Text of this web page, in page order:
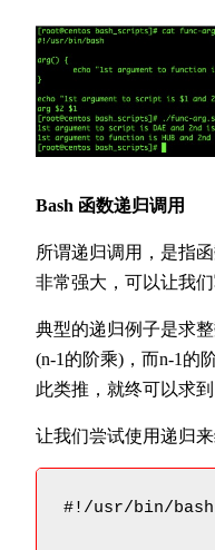
Bash 函数递归调用
所谓递归调用，是指
非常强大，可以让我
典型的递归例子是求
(n-1的阶乘)，而n-1的
此类推，就终可以求
让我们尝试使用递归
#!/usr/bin/bash